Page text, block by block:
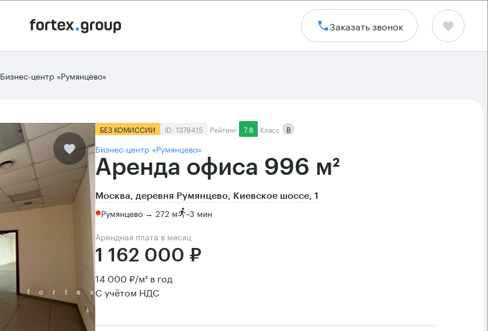
Заказать звонок
Бизнес-центр «Румянцево»
БЕЗ КОМИССИИ ID: 1379415 Рейтинг 7.8 Класс B
Бизнес-центр «Румянцево»
Аренда офиса 996 м²
Москва, деревня Румянцево, Киевское шоссе, 1
Румянцево → 272 м ~3 мин
Арендная плата в месяц
1 162 000 ₽
14 000 ₽/м² в год
С учётом НДС